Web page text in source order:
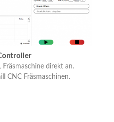
Fräsmaschine direkt an.
CNC Fräsmaschinen.